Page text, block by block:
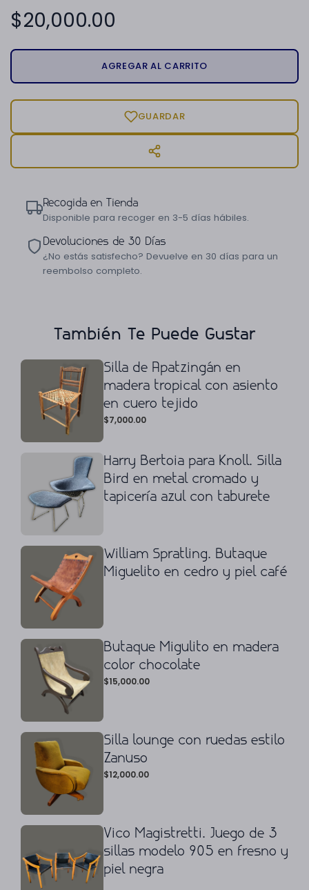
$20,000.00
AGREGAR AL CARRITO
GUARDAR
Recogida en Tienda
Disponible para recoger en 3-5 días hábiles.
Devoluciones de 30 Días
¿No estás satisfecho? Devuelve en 30 días para un
reembolso completo.
También Te Puede Gustar
Silla de Apatzingán en
madera tropical con asiento
en cuero tejido
$7,000.00
Harry Bertoia para Knoll. Silla
Bird en metal cromado y
tapicería azul con taburete
William Spratling. Butaque
Miguelito en cedro y piel café
Butaque Migulito en madera
color chocolate
$15,000.00
Silla lounge con ruedas estilo
Zanuso
$12,000.00
Vico Magistretti. Juego de 3
sillas modelo 905 en fresno y
piel negra